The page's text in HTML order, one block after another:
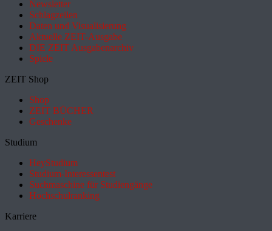
Newsletter
Schlagzeilen
Daten und Visualisierung
Aktuelle ZEIT-Ausgabe
DIE ZEIT Ausgabenarchiv
Spiele
ZEIT Shop
Shop
ZEIT BÜCHER
Geschenke
Studium
HeyStudium
Studium-Interessentest
Suchmaschine für Studiengänge
Hochschulranking
Karriere